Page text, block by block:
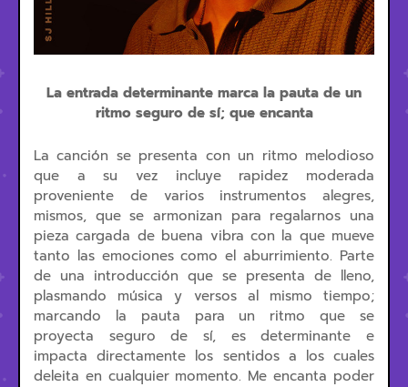
La entrada determinante marca la pauta de un
ritmo seguro de sí; que encanta
La canción se presenta con un ritmo melodioso
que a su vez incluye rapidez moderada
proveniente de varios instrumentos alegres,
mismos, que se armonizan para regalarnos una
pieza cargada de buena vibra con la que mueve
tanto las emociones como el aburrimiento. Parte
de una introducción que se presenta de lleno,
plasmando música y versos al mismo tiempo;
marcando la pauta para un ritmo que se
proyecta seguro de sí, es determinante e
impacta directamente los sentidos a los cuales
deleita en cualquier momento. Me encanta poder